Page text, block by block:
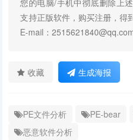
您的电脑/手机中彻底删除上
支持正版软件，购买注册，得
E-mail：
收藏 生成海报
PE文件分析 PE-bear
恶意软件分析